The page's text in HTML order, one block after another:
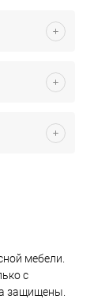
мебели.
с
защищены.